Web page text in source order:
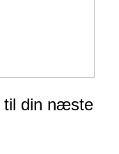
til din næste